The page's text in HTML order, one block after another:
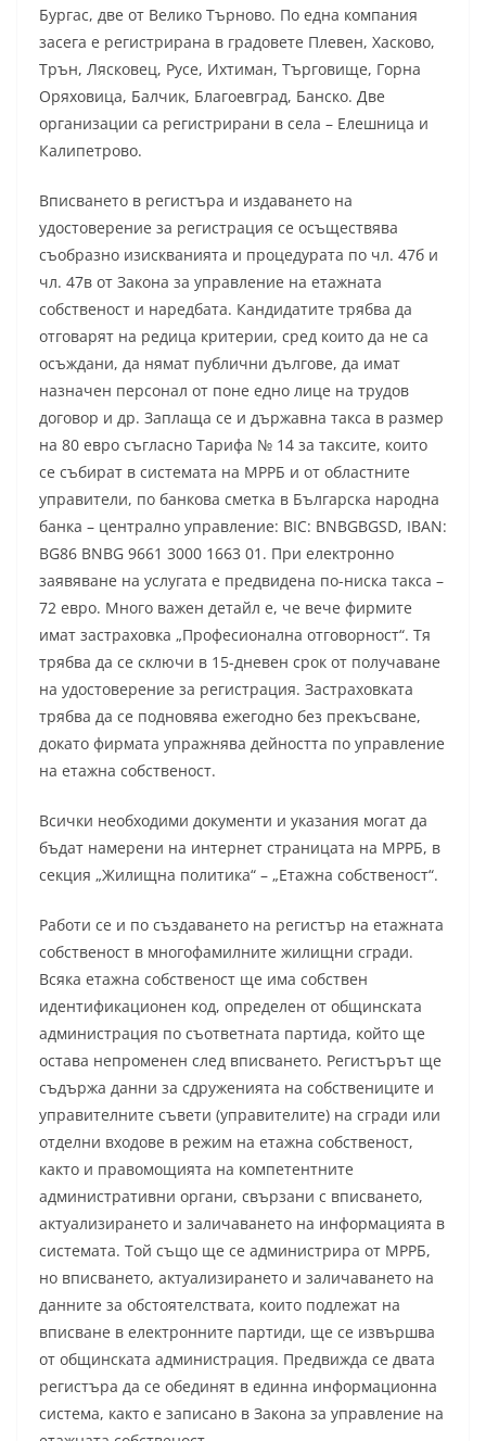
Бургас, две от Велико Търново. По една компания
засега е регистрирана в градовете Плевен, Хасково,
Трън, Лясковец, Русе, Ихтиман, Търговище, Горна
Оряховица, Балчик, Благоевград, Банско. Две
организации са регистрирани в села – Елешница и
Калипетрово.
Вписването в регистъра и издаването на
удостоверение за регистрация се осъществява
съобразно изискванията и процедурата по чл. 47б и
чл. 47в от Закона за управление на етажната
собственост и наредбата. Кандидатите трябва да
отговарят на редица критерии, сред които да не са
осъждани, да нямат публични дългове, да имат
назначен персонал от поне едно лице на трудов
договор и др. Заплаща се и държавна такса в размер
на 80 евро съгласно Тарифа № 14 за таксите, които
се събират в системата на МРРБ и от областните
управители, по банкова сметка в Българска народна
банка – централно управление: BIC: BNBGBGSD, IBAN:
BG86 BNBG 9661 3000 1663 01. При електронно
заявяване на услугата е предвидена по-ниска такса –
72 евро. Много важен детайл е, че вече фирмите
имат застраховка „Професионална отговорност“. Тя
трябва да се сключи в 15-дневен срок от получаване
на удостоверение за регистрация. Застраховката
трябва да се подновява ежегодно без прекъсване,
докато фирмата упражнява дейността по управление
на етажна собственост.
Всички необходими документи и указания могат да
бъдат намерени на интернет страницата на МРРБ, в
секция „Жилищна политика“ – „Етажна собственост“.
Работи се и по създаването на регистър на етажната
собственост в многофамилните жилищни сгради.
Всяка етажна собственост ще има собствен
идентификационен код, определен от общинската
администрация по съответната партида, който ще
остава непроменен след вписването. Регистърът ще
съдържа данни за сдруженията на собствениците и
управителните съвети (управителите) на сгради или
отделни входове в режим на етажна собственост,
както и правомощията на компетентните
административни органи, свързани с вписването,
актуализирането и заличаването на информацията в
системата. Той също ще се администрира от МРРБ,
но вписването, актуализирането и заличаването на
данните за обстоятелствата, които подлежат на
вписване в електронните партиди, ще се извършва
от общинската администрация. Предвижда се двата
регистъра да се обединят в единна информационна
система, както е записано в Закона за управление на